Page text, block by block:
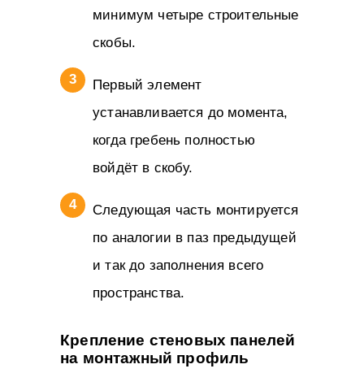
минимум четыре строительные
скобы.
Первый элемент
устанавливается до момента,
когда гребень полностью
войдёт в скобу.
Следующая часть монтируется
по аналогии в паз предыдущей
и так до заполнения всего
пространства.
Крепление стеновых панелей
на монтажный профиль